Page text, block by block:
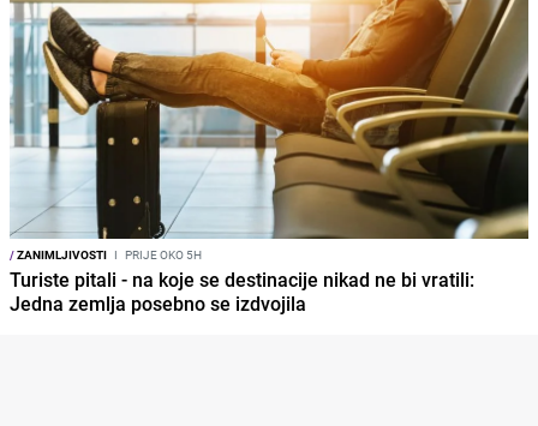
/ZANIMLJIVOSTI I PRIJE OKO 5H
Turiste pitali - na koje se destinacije nikad ne bi vratili:
Jedna zemlja posebno se izdvojila